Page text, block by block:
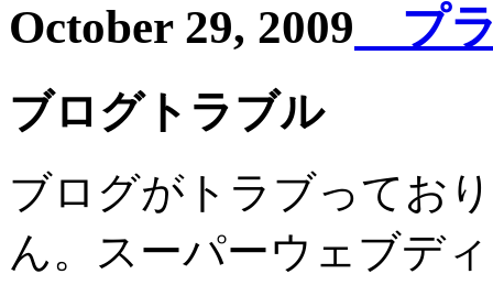
October 29, 2009 プ
ブログトラブル
ブログがトラブってお
ん。スーパーウェブデ